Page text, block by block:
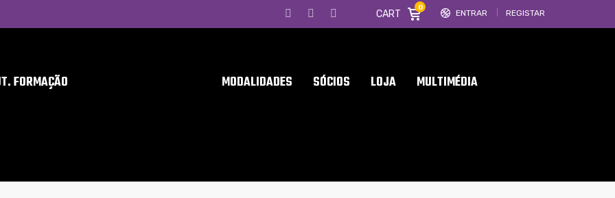
ENTRAR REGISTAR
CART
0
FORMAÇÃO MODALIDADES SÓCIOS LOJA MULTIMÉDIA